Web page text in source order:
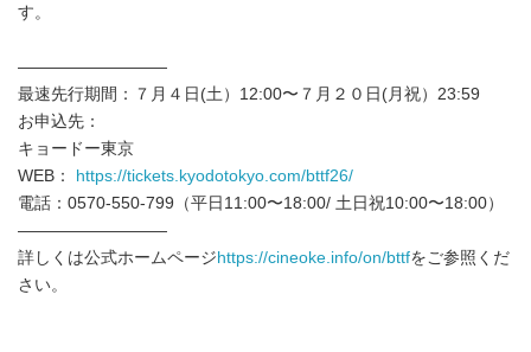
す。
―――――――――
最速先行期間：７月４日(土）12:00〜７月２０日(月祝）23:59
お申込先：
キョードー東京
WEB：
https://tickets.kyodotokyo.com/bttf26/
電話：0570-550-799（平日11:00〜18:00/ 土日祝10:00〜18:00）
―――――――――
詳しくは公式ホームページ https://cineoke.info/on/bttfをご参照くだ
さい。